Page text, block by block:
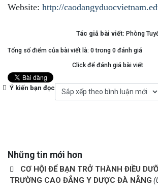
Website: http://
Tác giả bài viết: Phòng
Tổng số điểm của bài viết là: 0 trong 0 đánh giá
Click để đánh giá bài viết
Ý kiến bạn đọc
Những tin mới hơn
CƠ HỘI ĐỂ BẠN TRỞ THÀNH ĐIỀU
TRƯỜNG CAO ĐẲNG Y DƯỢC ĐÀ NẴNG